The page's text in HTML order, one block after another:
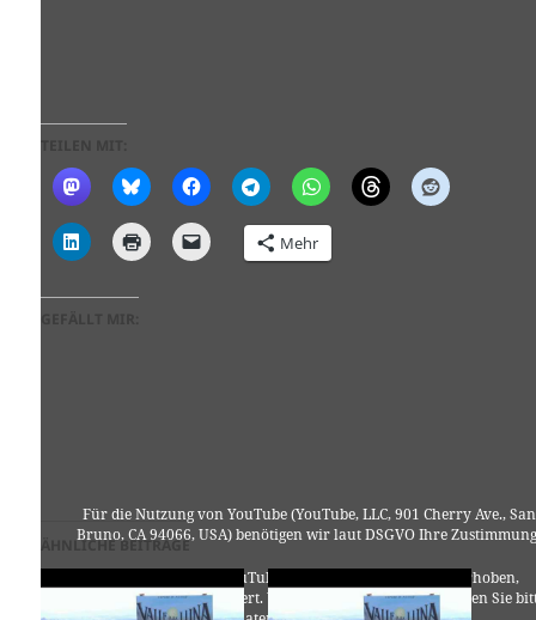
Für die Nutzung von YouTube (YouTube, LLC, 901 Cherry Ave., San
Bruno, CA 94066, USA) benötigen wir laut DSGVO Ihre
Es werden seitens YouTube personenbezogene Daten erhoben,
verarbeitet und gespeichert. Welche Daten genau entnehmen Sie
Mehr
ÄHNLICHE BEITRÄGE